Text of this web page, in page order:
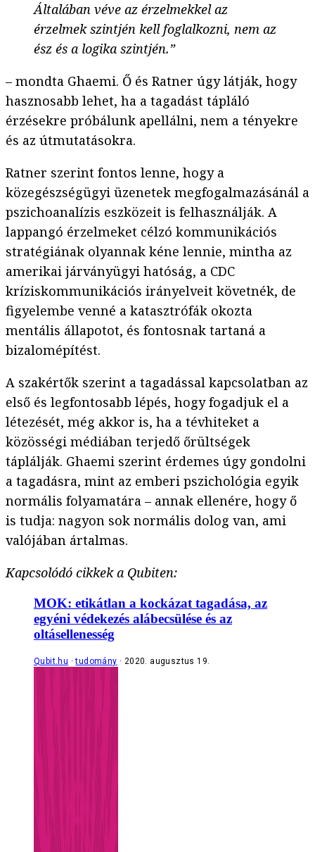
Általában véve az érzelmekkel az
érzelmek szintjén kell foglalkozni, nem az
ész és a logika szintjén.”
– mondta Ghaemi. Ő és Ratner úgy látják, hogy
hasznosabb lehet, ha a tagadást tápláló
érzésekre próbálunk apellálni, nem a tényekre
és az útmutatásokra.
Ratner szerint fontos lenne, hogy a
közegészségügyi üzenetek megfogalmazásánál a
pszichoanalízis eszközeit is felhasználják. A
lappangó érzelmeket célzó kommunikációs
stratégiának olyannak kéne lennie, mintha az
amerikai járványügyi hatóság, a CDC
kríziskommunikációs irányelveit követnék, de
figyelembe venné a katasztrófák okozta
mentális állapotot, és fontosnak tartaná a
bizalomépítést.
A szakértők szerint a tagadással kapcsolatban az
első és legfontosabb lépés, hogy fogadjuk el a
létezését, még akkor is, ha a tévhiteket a
közösségi médiában terjedő őrültségek
táplálják. Ghaemi szerint érdemes úgy gondolni
a tagadásra, mint az emberi pszichológia egyik
normális folyamatára – annak ellenére, hogy ő
is tudja: nagyon sok normális dolog van, ami
valójában ártalmas.
Kapcsolódó cikkek a Qubiten:
MOK: etikátlan a kockázat tagadása, az
egyéni védekezés alábecsülése és az
oltásellenesség
Qubit.hu tudomány 2020. augusztus 19.